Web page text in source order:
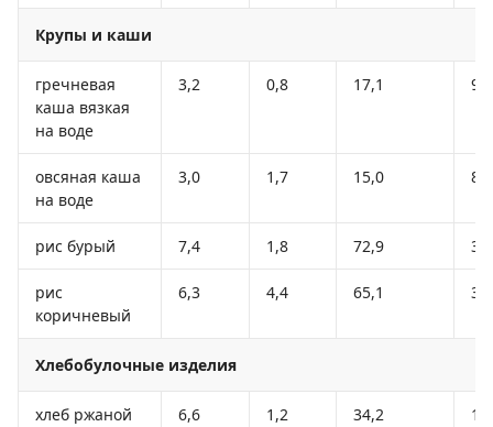
Крупы и каши
гречневая
каша вязкая
на воде
3,2 0,8 17,1 90
овсяная каша
на воде
3,0 1,7 15,0 88
рис бурый 7,4 1,8 72,9
рис
коричневый
6,3 4,4 65,1
Хлебобулочные изделия
хлеб ржаной 6,6 1,2 34,2